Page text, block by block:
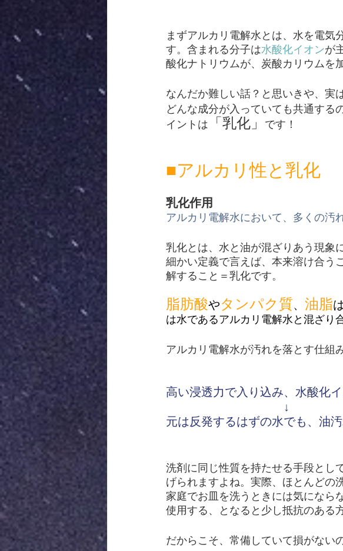
まずアルカリ電解水とは、水を電気
す。含まれる分子は水酸化イオンが
酸化ナトリウムが、炭酸カリウムを
なんだか難しい話？と思いきや、実
どんな成分が入っていても共通する
イントは
「乳化」 です！
■アルカリ性と乳化
乳化作用
アルカリ電解水において、多くの汚
乳化とは、水と油が混ざりあう現象
細かい定義で言えば、本来溶け合う
解すること＝乳化です。
脂肪酸やタンパク質、 油脂
は水であるアルカリ電解水と混ざり
アルカリ電解水が汚れを落とす仕組
高い浸透力で入り込み、水酸化
↓
元は反発するはずの水でも、油
洗剤に同じ性質を持たせる手段とし
げられますよね。実際、ほとんどの
家庭でお皿を洗うときには気になら
使用する、となると少し抵抗のある
だからこそ、常備していて損がない